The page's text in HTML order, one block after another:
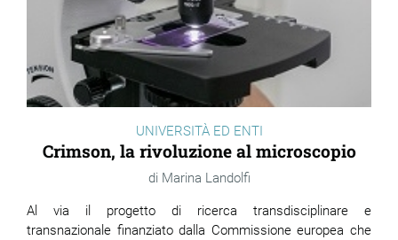
UNIVERSITÀ ED ENTI
Crimson, la rivoluzione al microscopio
Marina Landolfi
Al via il progetto di ricerca transdisciplinare e
transnazionale finanziato dalla Commissione europea che